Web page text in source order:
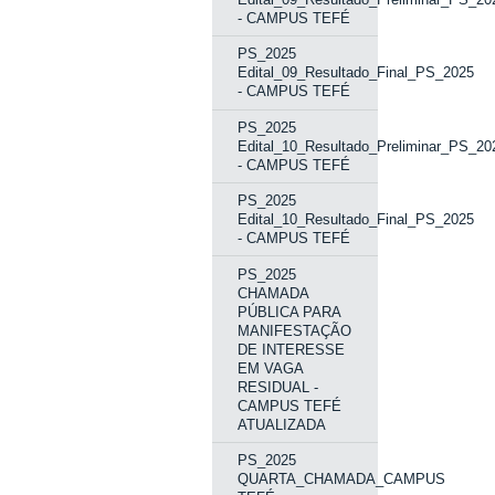
- CAMPUS TEFÉ
PS_2025
Edital_09_Resultado_Final_PS_2025
- CAMPUS TEFÉ
PS_2025
- CAMPUS TEFÉ
PS_2025
Edital_10_Resultado_Final_PS_2025
- CAMPUS TEFÉ
PS_2025
CHAMADA
PÚBLICA PARA
MANIFESTAÇÃO
DE INTERESSE
EM VAGA
RESIDUAL -
CAMPUS TEFÉ
ATUALIZADA
PS_2025
QUARTA_CHAMADA_CAMPUS